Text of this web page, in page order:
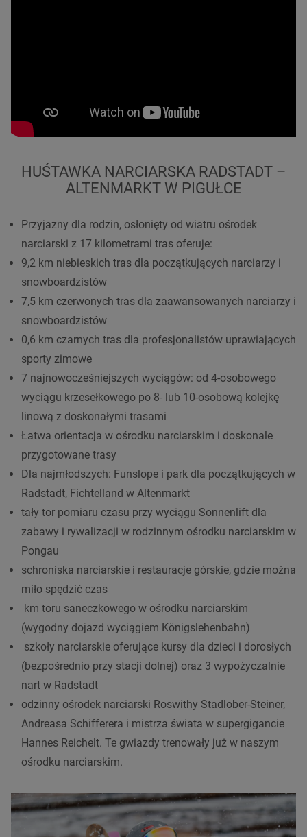
HUŚTAWKA NARCIARSKA RADSTADT –
ALTENMARKT W PIGUŁCE
Przyjazny dla rodzin, osłonięty od wiatru ośrodek
narciarski z 17 kilometrami tras oferuje:
9,2 km niebieskich tras dla początkujących narciarzy i
snowboardzistów
7,5 km czerwonych tras dla zaawansowanych narciarzy i
snowboardzistów
0,6 km czarnych tras dla profesjonalistów uprawiających
sporty zimowe
7 najnowocześniejszych wyciągów: od 4-osobowego
wyciągu krzesełkowego po 8- lub 10-osobową kolejkę
linową z doskonałymi trasami
Łatwa orientacja w ośrodku narciarskim i doskonale
przygotowane trasy
Dla najmłodszych: Funslope i park dla początkujących w
Radstadt, Fichtelland w Altenmarkt
tały tor pomiaru czasu przy wyciągu Sonnenlift dla
zabawy i rywalizacji w rodzinnym ośrodku narciarskim w
Pongau
schroniska narciarskie i restauracje górskie, gdzie można
miło spędzić czas
km toru saneczkowego w ośrodku narciarskim
(wygodny dojazd wyciągiem Königslehenbahn)
szkoły narciarskie oferujące kursy dla dzieci i dorosłych
(bezpośrednio przy stacji dolnej) oraz 3 wypożyczalnie
nart w Radstadt
odzinny ośrodek narciarski Roswithy Stadlober-Steiner,
Andreasa Schifferera i mistrza świata w supergigancie
Hannes Reichelt. Te gwiazdy trenowały już w naszym
ośrodku narciarskim.